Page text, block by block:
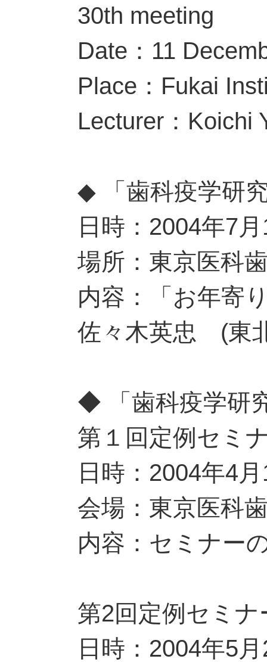
30th meeting
Date：11
Place：Fukai
Lecturer：Koichi
◆ 「歯科疫学研
日時：2004年7
場所：東京医科
内容：「お年寄
佐々木英忠 (東
◆ 「歯科疫学研
第１回定例セミ
日時：2004年4
会場：東京医科
内容：セミナー
第2回定例セミナ
日時：2004年5